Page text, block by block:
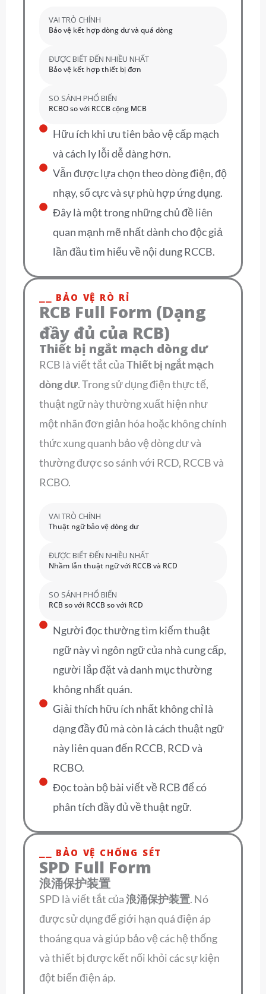
VAI TRÒ CHÍNH
Bảo vệ kết hợp dòng dư và quá dòng
ĐƯỢC BIẾT ĐẾN NHIỀU NHẤT
Bảo vệ kết hợp thiết bị đơn
SO SÁNH PHỔ BIẾN
RCBO so với RCCB cộng MCB
Hữu ích khi ưu tiên bảo vệ cấp mạch
và cách ly lỗi dễ dàng hơn.
Vẫn được lựa chọn theo dòng điện, độ
nhạy, số cực và sự phù hợp ứng dụng.
Đây là một trong những chủ đề liên
quan mạnh mẽ nhất dành cho độc giả
lần đầu tìm hiểu về nội dung RCCB.
⎯⎯ BẢO VỆ RÒ RỈ
RCB Full Form (Dạng
đầy đủ của RCB)
Thiết bị ngắt mạch dòng dư
RCB là viết tắt củaThiết bị ngắt mạch
dòng dư. Trong sử dụng điện thực tế,
thuật ngữ này thường xuất hiện như
một nhãn đơn giản hóa hoặc không chính
thức xung quanh bảo vệ dòng dư và
thường được so sánh với RCD, RCCB và
RCBO.
VAI TRÒ CHÍNH
Thuật ngữ bảo vệ dòng dư
ĐƯỢC BIẾT ĐẾN NHIỀU NHẤT
Nhầm lẫn thuật ngữ với RCCB và RCD
SO SÁNH PHỔ BIẾN
RCB so với RCCB so với RCD
Người đọc thường tìm kiếm thuật
ngữ này vì ngôn ngữ của nhà cung cấp,
người lắp đặt và danh mục thường
không nhất quán.
Giải thích hữu ích nhất không chỉ là
dạng đầy đủ mà còn là cách thuật ngữ
này liên quan đến RCCB, RCD và
RCBO.
Đọc toàn bộ bài viết về RCB để có
phân tích đầy đủ về thuật ngữ.
⎯⎯ BẢO VỆ CHỐNG SÉT
SPD Full Form
浪涌保护装置
SPD là viết tắt của浪涌保护装置. Nó
được sử dụng để giới hạn quá điện áp
thoáng qua và giúp bảo vệ các hệ thống
và thiết bị được kết nối khỏi các sự kiện
đột biến điện áp.